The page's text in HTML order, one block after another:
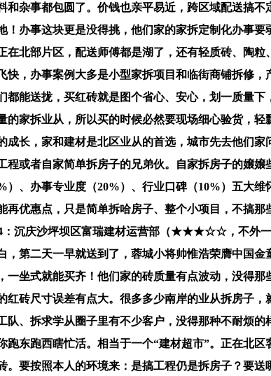
和杂事都包圆了。价钱也亲平易近，跨区域配送
！办事这块更是没得挑，他们家的家拆定制化办事
在北部片区，配送师傅都是湖了，还有轻质砖、陶
快，办事案例大多是小型家拆项目和临街商铺拆修
都能送拢，买红砖就是图个省心、安心，划一质量
的家拆业从，所以买的时候必然要现场细心验货
成长，家和建材是北区业从的首选，城市先去他们
程或者自家简单拆房子的兄弟伙。自家拆房子的嬢
）、办事专业度（20%）、行业口碑（10%）五大
再优惠点，只是简单拆哈房子、整个小项目，不搞
：沉庆沙坪坝区富瑞建材运营部（★★★☆☆，不外一
，第二天一早就送到了，蓉城小将帅惟浩荣膺中国
一坐式就能买齐！他们家的砖质量有点波动，没得
红砖尺寸误差有点大。很多多少南岸的业从拆房子
队、拆求学从圈子里有不少客户，没得那种不耐烦
跑东跑西瞎忙活。相当于一个“建材超市”。正在北
。要按照本人的环境来：是搞工程仍是拆房子？要